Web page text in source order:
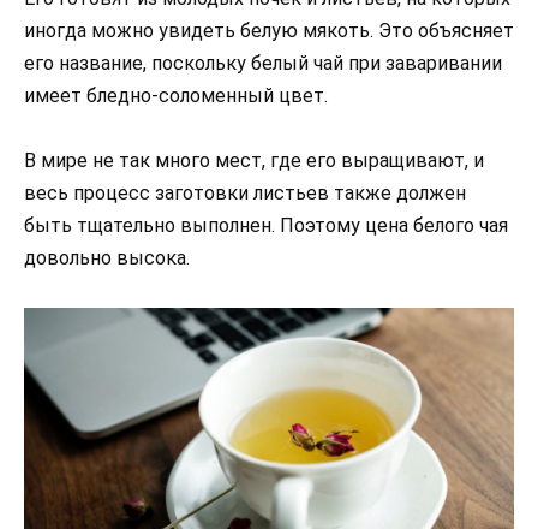
иногда можно увидеть белую мякоть. Это объясняет
его название, поскольку белый чай при заваривании
имеет бледно-соломенный цвет.
В мире не так много мест, где его выращивают, и
весь процесс заготовки листьев также должен
быть тщательно выполнен. Поэтому цена белого чая
довольно высока.